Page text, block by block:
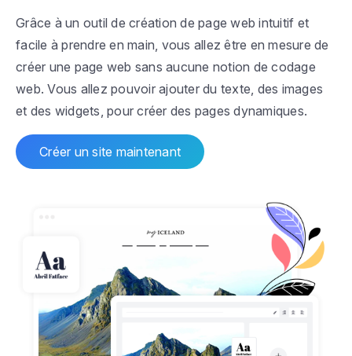
Grâce à un outil de création de page web intuitif et
facile à prendre en main, vous allez être en mesure de
créer une page web sans aucune notion de codage
web. Vous allez pouvoir ajouter du texte, des images
et des widgets, pour créer des pages dynamiques.
Créer un site maintenant